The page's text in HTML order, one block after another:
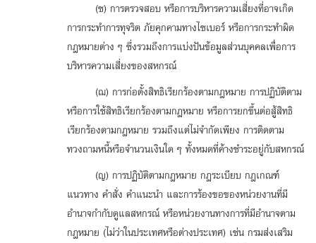
(ซ) การตรวจสอบ หรือการบริหารความเสี่ยงที่อาจเกิด
การกระทำการทุจริต ภัยคุกคามทางไซเบอร์ หรือการกระทำผิด
กฎหมายต่าง ๆ ซึ่งรวมถึงการแบ่งปันข้อมูลส่วนบุคคลเพื่อการ
บริหารความเสี่ยงของสหกรณ์
(ฌ) การก่อตั้งสิทธิเรียกร้องตามกฎหมาย การปฏิบัติตาม
หรือการใช้สิทธิเรียกร้องตามกฎหมาย หรือการยกขึ้นต่อสู้สิทธิ
เรียกร้องตามกฎหมาย รวมถึงแต่ไม่จำกัดเพียง การติดตาม
ทวงถามหนี้หรือจำนวนเงินใด ๆ ทั้งหมดที่ค้างชำระอยู่กับสหกรณ์
(ญ) การปฏิบัติตามกฎหมาย กฎระเบียบ กฎเกณฑ์
แนวทาง คำสั่ง คำแนะนำ และการร้องขอของหน่วยงานที่มี
อำนาจกำกับดูแลสหกรณ์ หรือหน่วยงานทางการที่มีอำนาจตาม
กฎหมาย (ไม่ว่าในประเทศหรือต่างประเทศ) เช่น กรมส่งเสริม